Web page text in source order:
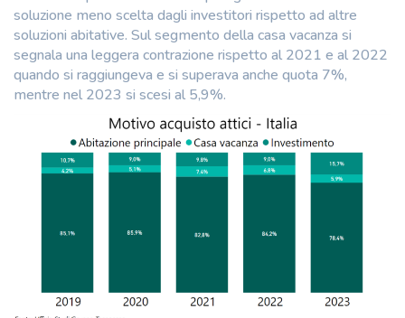
soluzione meno scelta dagli investitori rispetto ad altre
soluzioni abitative. Sul segmento della casa vacanza si
segnala una leggera contrazione rispetto al 2021 e al 2022
quando si raggiungeva e si superava anche quota 7%,
mentre nel 2023 si scesi al 5,9%.